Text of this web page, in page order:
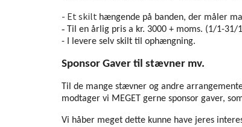
- Et skilt hængende på banden, der måler
- Til en årlig pris a kr. 3000 + moms. (1/1-31/
-
I levere selv skilt til ophængning.
Sponsor Gaver til stævner mv.
Til de mange stævner og andre
modtager vi MEGET gerne sponsor gaver,
Vi håber meget dette kunne have jeres